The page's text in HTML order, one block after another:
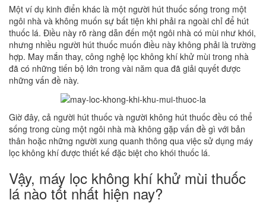
Một ví dụ kinh điển khác là một người hút thuốc sống trong một
ngôi nhà và không muốn sự bất tiện khi phải ra ngoài chỉ để hút
thuốc lá. Điều này rõ ràng dẫn đến một ngôi nhà có mùi như khói,
nhưng nhiều người hút thuốc muốn điều này không phải là trường
hợp. May mắn thay, công nghệ lọc không khí khử mùi trong nhà
đã có những tiến bộ lớn trong vài năm qua đã giải quyết được
những vấn đề này.
Giờ đây, cả người hút thuốc và người không hút thuốc đều có thể
sống trong cùng một ngôi nhà mà không gặp vấn đề gì với bản
thân hoặc những người xung quanh thông qua việc sử dụng máy
lọc không khí được thiết kế đặc biệt cho khói thuốc lá.
Vậy, máy lọc không khí khử mùi thuốc
lá nào tốt nhất hiện nay?